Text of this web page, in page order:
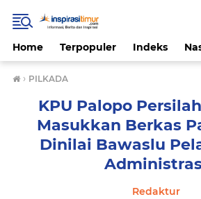
Home Terpopuler Indeks
› PILKADA
KPU Palopo
Masukkan Berkas
Dinilai Bawaslu
Redaktur